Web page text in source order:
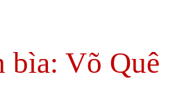
bìa: Võ Quê